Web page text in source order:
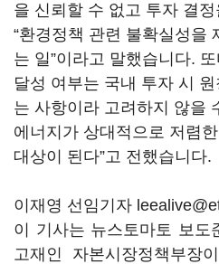
을 신뢰할 수 없고 투자 결정
“환경정책 관련 불확실성을
는 일”이라고 말했습니다.
달성 여부는 국내 투자 시
는 사항이라 고려하지 않을
에너지가 상대적으로 저렴
대상이 된다”고 전했습니다.
이재영 선임기자
이 기사는 뉴스토마토 보도
고재인 자본시장정책부장